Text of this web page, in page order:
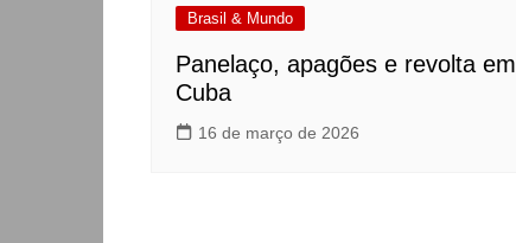
Brasil & Mundo
Panelaço, apagões e revolta em
Cuba
16 de março de 2026